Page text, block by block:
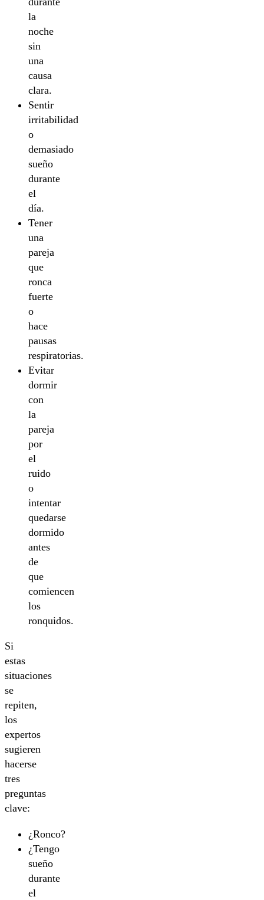
la
noche
sin
una
causa
clara.
Sentir
irritabilidad
o
demasiado
sueño
durante
el
día.
Tener
una
pareja
que
ronca
fuerte
o
hace
pausas
respiratorias.
Evitar
dormir
con
la
pareja
por
el
ruido
o
intentar
quedarse
dormido
antes
de
que
comiencen
los
ronquidos.
Si
estas
situaciones
se
repiten,
los
expertos
sugieren
hacerse
tres
preguntas
clave:
¿Ronco?
¿Tengo
sueño
durante
el